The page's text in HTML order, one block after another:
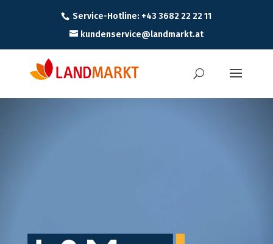
Service-Hotline: +43 3682 22 22 11
kundenservice@landmarkt.at